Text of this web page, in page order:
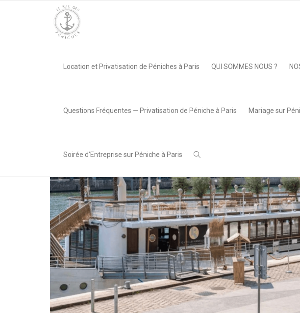
Location et Privatisation de Péniches à Paris QUI SOMMES NOUS ?
Questions Fréquentes — Privatisation de Péniche à Paris Mariage sur
Soirée d’Entreprise sur Péniche à Paris